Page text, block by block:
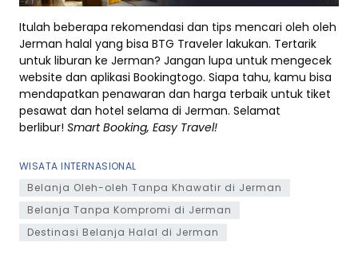
Itulah beberapa rekomendasi dan tips mencari oleh oleh
Jerman halal yang bisa BTG Traveler lakukan. Tertarik
untuk liburan ke Jerman? Jangan lupa untuk mengecek
website dan aplikasi Bookingtogo. Siapa tahu, kamu bisa
mendapatkan penawaran dan harga terbaik untuk tiket
pesawat dan hotel selama di Jerman. Selamat
berlibur! Smart Booking, Easy Travel!
WISATA INTERNASIONAL
Belanja Oleh-oleh Tanpa Khawatir di Jerman
Belanja Tanpa Kompromi di Jerman
Destinasi Belanja Halal di Jerman